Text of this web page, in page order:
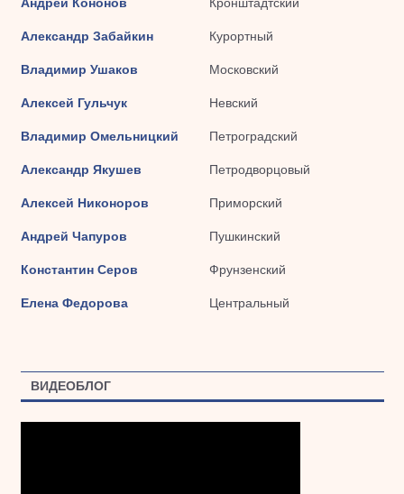
Александр Забайкин Курортный
Владимир Ушаков Московский
Алексей Гульчук Невский
Владимир Омельницкий Петроградский
Александр Якушев Петродворцовый
Алексей Никоноров Приморский
Андрей Чапуров Пушкинский
Константин Серов Фрунзенский
Елена Федорова Центральный
ВИДЕОБЛОГ